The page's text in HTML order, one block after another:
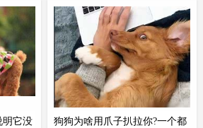
明它没
狗狗为啥用爪子扒拉你?一个都